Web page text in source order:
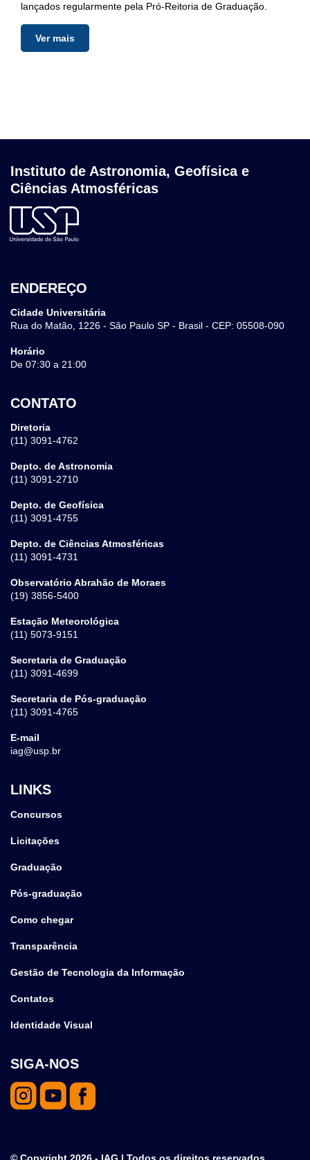
lançados regularmente pela Pró-Reitoria de Graduação.
Ver mais
Instituto de Astronomia, Geofísica e
Ciências Atmosféricas
ENDEREÇO
Cidade Universitária
Rua do Matão, 1226 - São Paulo SP - Brasil - CEP: 05508-090
Horário
De 07:30 a 21:00
CONTATO
Diretoria
(11) 3091-4762
Depto. de Astronomia
(11) 3091-2710
Depto. de Geofísica
(11) 3091-4755
Depto. de Ciências Atmosféricas
(11) 3091-4731
Observatório Abrahão de Moraes
(19) 3856-5400
Estação Meteorológica
(11) 5073-9151
Secretaria de Graduação
(11) 3091-4699
Secretaria de Pós-graduação
(11) 3091-4765
E-mail
iag@usp.br
LINKS
Concursos
Licitações
Graduação
Pós-graduação
Como chegar
Transparência
Gestão de Tecnologia da Informação
Contatos
Identidade Visual
SIGA-NOS